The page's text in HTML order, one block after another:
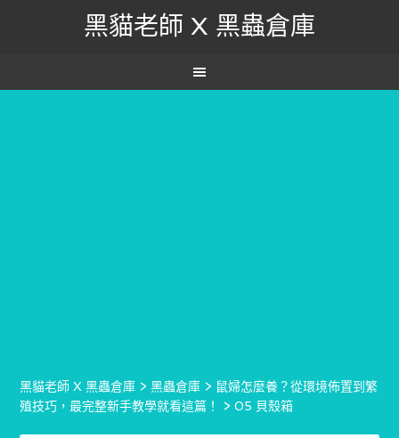
黑貓老師 X 黑蟲倉庫
黑貓老師 X 黑蟲倉庫 >黑蟲倉庫 > 鼠婦怎麼養？從環境佈置到繁
殖技巧，最完整新手教學就看這篇！
>05 貝殼箱